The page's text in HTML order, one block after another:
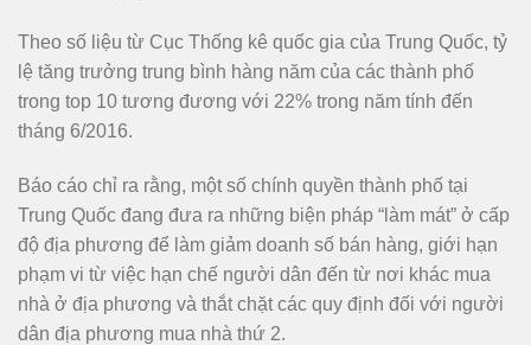
Theo số liệu từ Cục Thống kê quốc gia của Trung Quốc, tỷ
lệ tăng trưởng trung bình hàng năm của các thành phố
trong top 10 tương đương với 22% trong năm tính đến
tháng 6/2016.
Báo cáo chỉ ra rằng, một số chính quyền thành phố tại
Trung Quốc đang đưa ra những biện pháp “làm mát” ở cấp
độ địa phương để làm giảm doanh số bán hàng, giới hạn
phạm vi từ việc hạn chế người dân đến từ nơi khác mua
nhà ở địa phương và thắt chặt các quy định đối với người
dân địa phương mua nhà thứ 2.